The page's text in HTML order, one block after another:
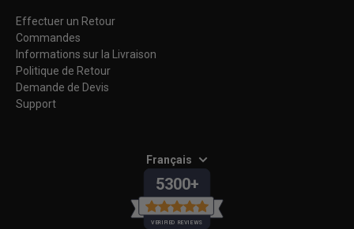
Effectuer un Retour
Commandes
Informations sur la Livraison
Politique de Retour
Demande de Devis
Support
Français
5300+
VERIFIED REVIEWS